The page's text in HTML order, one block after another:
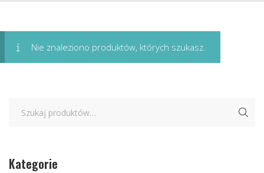
Nie znaleziono produktów, których szukasz.
Kategorie